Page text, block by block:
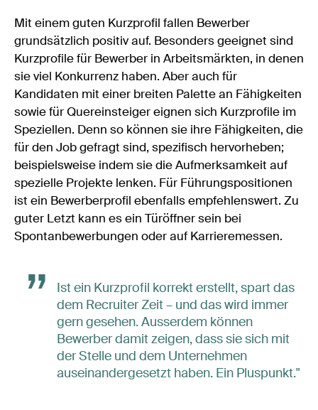
Mit einem guten Kurzprofil fallen Bewerber
grundsätzlich positiv auf. Besonders geeignet sind
Kurzprofile für Bewerber in Arbeitsmärkten, in denen
sie viel Konkurrenz haben. Aber auch für
Kandidaten mit einer breiten Palette an Fähigkeiten
sowie für Quereinsteiger eignen sich Kurzprofile im
Speziellen. Denn so können sie ihre Fähigkeiten, die
für den Job gefragt sind, spezifisch hervorheben;
beispielsweise indem sie die Aufmerksamkeit auf
spezielle Projekte lenken. Für Führungspositionen
ist ein Bewerberprofil ebenfalls empfehlenswert. Zu
guter Letzt kann es ein Türöffner sein bei
Spontanbewerbungen oder auf Karrieremessen.
Ist ein Kurzprofil korrekt erstellt, spart das
dem Recruiter Zeit – und das wird immer
gern gesehen. Ausserdem können
Bewerber damit zeigen, dass sie sich mit
der Stelle und dem Unternehmen
auseinandergesetzt haben. Ein Pluspunkt."